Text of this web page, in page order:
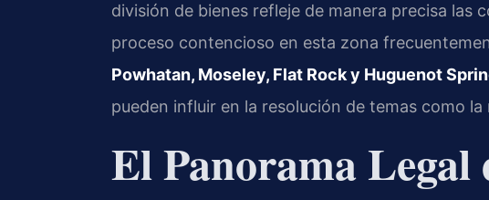
división de bienes refleje de manera precisa las
proceso contencioso en esta zona
Powhatan, Moseley, Flat Rock y Huguenot
pueden influir en la resolución de temas como
El Panorama